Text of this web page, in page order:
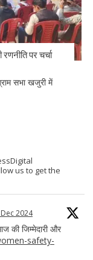
पर चर्चा
सभा खजुरी में
us to get the
2024
की जिम्मेदारी और
safety-